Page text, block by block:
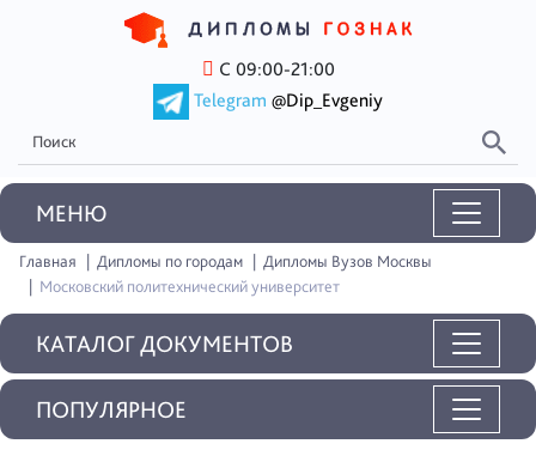
С 09:00-21:00
Telegram @Dip_Evgeniy
MEНЮ
Главная Дипломы по городам
Дипломы Вузов Москвы
Московский политехнический университет
КАТАЛОГ ДОКУМЕНТОВ
ПОПУЛЯРНОЕ